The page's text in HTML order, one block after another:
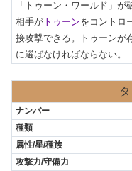
「トゥーン・ワールド」が
相手が トゥーンをコントロ
接攻撃できる。トゥーンが
に選ばなければならない。